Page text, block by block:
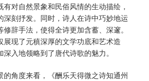
有对自然景象和民俗风情的生动描绘，
深刻抒发。同时，诗人在诗中巧妙地运
辞手法，使得全诗更加含蓄、深邃。
展现了元稹深厚的文学功底和艺术造
入地领略到了唐代诗歌的魅力。
的角度来看，《酬乐天得微之诗知通州